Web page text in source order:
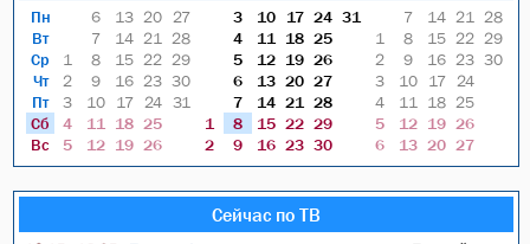
Пн
Вт
Ср
Чт
Пт
Сб
Вс
6 13 20
27
7
14 21
28
1
8 15 22 29
2
9 16 23 30
3
10 17 24 31
4
11 18 25
5
12 19 26
3 10 17 24 31
4
11 18 25
5
12 19 26
6
13 20 27
7
14 21
28
1
8 15 22 29
2
9 16 23 30
7 14 21
28
1
8 15 22 29
2
9 16 23 30
3
10 17
24
4
11 18 25
5
12 19 26
6
13 20 27
Сейчас по ТВ